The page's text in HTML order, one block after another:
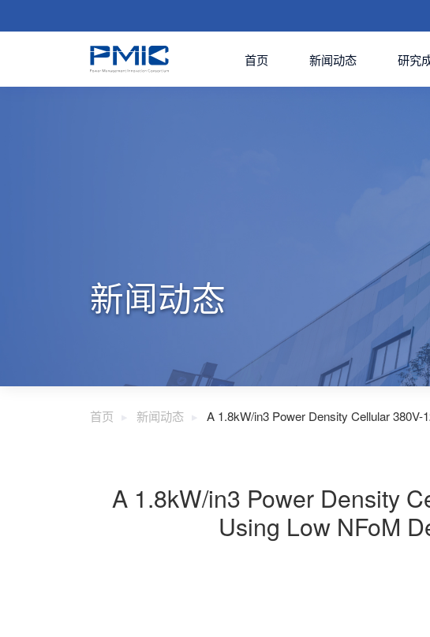
首页 新闻动态 研究
新闻动态
首页 新闻动态 A 1.8kW/in3 Power Density Cellular
A 1.8kW/in3 Power Density
Using Low NFoM